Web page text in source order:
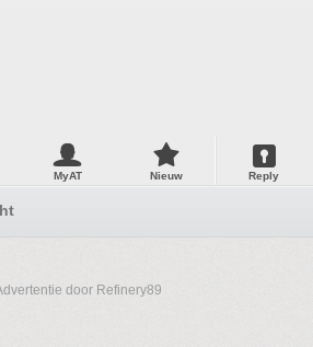
MyAT Nieuw Reply
door Refinery89